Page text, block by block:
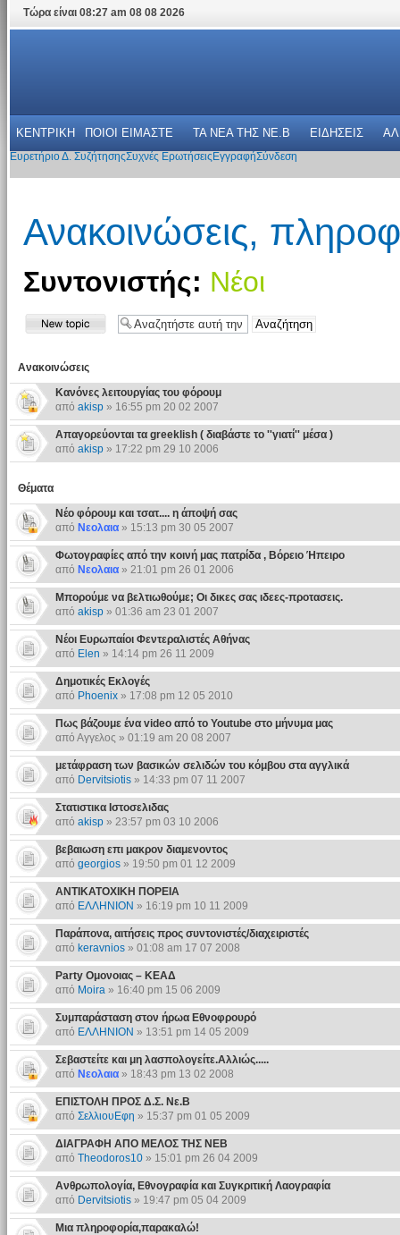
Τώρα είναι 08:27 am 08 08 2026
ΚΕΝΤΡΙΚΗ ΠΟΙΟΙ ΕΙΜΑΣΤΕ ΤΑ ΝΕΑ THΣ NE.B ΕΙΔΗΣΕΙΣ
Ευρετήριο Δ. ΣυζήτησηςΣυχνές Ερωτήσεις ΕγγραφήΣύνδεση
Ανακοινώσεις,
Συντονιστής: Νέοι
Ανακοινώσεις
Κανόνες λειτουργίας του φόρουμ
από akisp» 16:55 pm 20 02 2007
Απαγορεύονται τα greeklish ( διαβάστε το ''γιατί'' μέσα )
από akisp» 17:22 pm 29 10 2006
Θέματα
Νέο φόρουμ και τσατ.... η άποψή σας
από Νεολαια» 15:13 pm 30 05 2007
Φωτογραφίες από την κοινή μας πατρίδα , Βόρειο Ήπειρο
από Νεολαια» 21:01 pm 26 01 2006
Μπορούμε να βελτιωθούμε; Οι δικες σας ιδεες-προτασεις.
από akisp» 01:36 am 23 01 2007
Νέοι Ευρωπαίοι Φεντεραλιστές Αθήνας
από Elen » 14:14 pm 26 11 2009
Δημοτικές Εκλογές
από Phoenix» 17:08 pm 12 05 2010
Πως βάζουμε ένα video από το Youtube στο μήνυμα μας
από Αγγελος » 01:19 am 20 08 2007
μετάφραση των βασικών σελιδών του κόμβου στα αγγλικά
από Dervitsiotis» 14:33 pm 07 11 2007
Στατιστικα Ιστοσελιδας
από akisp» 23:57 pm 03 10 2006
βεβαιωση επι μακρον διαμενοντος
από georgios» 19:50 pm 01 12 2009
ΑΝΤΙΚΑΤΟΧΙΚΗ ΠΟΡΕΙΑ
από ΕΛΛΗΝΙΟΝ » 16:19 pm 10 11 2009
Παράπονα, αιτήσεις προς συντονιστές/διαχειριστές
από keravnios» 01:08 am 17 07 2008
Party Ομονοιας – ΚΕΑΔ
από Moira» 16:40 pm 15 06 2009
Συμπαράσταση στον ήρωα Εθνοφρουρό
από ΕΛΛΗΝΙΟΝ » 13:51 pm 14 05 2009
Σεβαστείτε και μη λασπολογείτε.Αλλιώς.....
από Νεολαια» 18:43 pm 13 02 2008
ΕΠΙΣΤΟΛΗ ΠΡΟΣ Δ.Σ. Νε.Β
από ΣελλιουΕφη » 15:37 pm 01 05 2009
ΔΙΑΓΡΑΦΗ ΑΠΟ ΜΕΛΟΣ ΤΗΣ ΝΕΒ
από Theodoros10» 15:01 pm 26 04 2009
Ανθρωπολογία, Εθνογραφία και Συγκριτική Λαογραφία
από Dervitsiotis» 19:47 pm 05 04 2009
Μια πληροφορία,παρακαλώ!